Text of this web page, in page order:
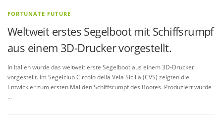
FORTUNATE FUTURE
Weltweit erstes Segelboot mit Schiffsrumpf
aus einem 3D-Drucker vorgestellt.
In Italien wurde das weltweit erste Segelboot aus einem 3D-Drucker
vorgestellt. Im Segelclub Circolo della Vela Sicilia (CVS) zeigten die
Entwickler zum ersten Mal den Schiffsrumpf des Bootes. Produziert wurde
…